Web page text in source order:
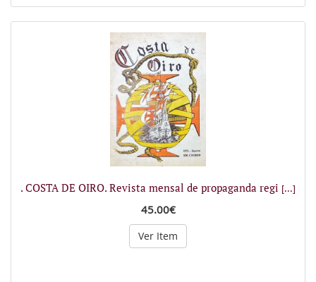
. COSTA DE OIRO. Revista mensal de propaganda regi [...]
45.00€
Ver Item